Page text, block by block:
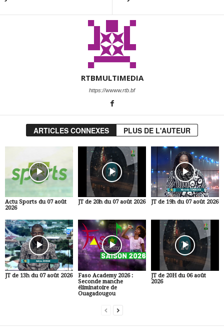
RTBMULTIMEDIA
https://wwww.rtb.bf
ARTICLES CONNEXES PLUS DE L'AUTEUR
Actu Sports du 07 août
2026
JT de 20h du 07 août 2026 JT de 19h du 07 août 2026
JT de 13h du 07 août 2026
Faso Academy 2026 :
Seconde manche
éliminatoire de
Ouagadougou
JT de 20H du 06 août
2026